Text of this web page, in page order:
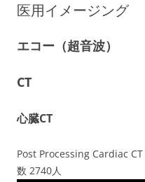
医用イメージング
エコー（超音波）
CT
心臓CT
Post Processing Cardiac
数 2740人